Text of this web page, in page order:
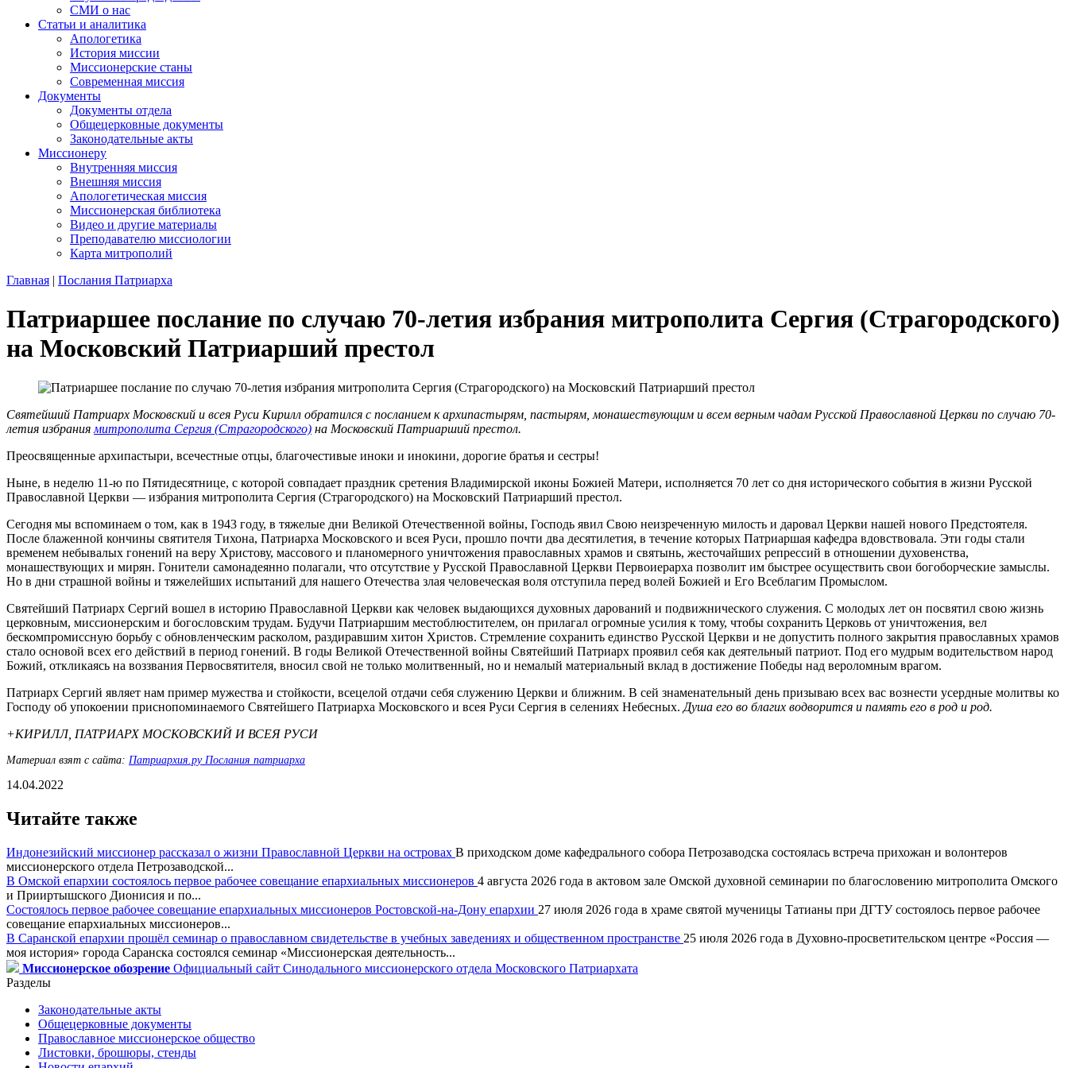
СМИ о нас
Статьи и аналитика
Апологетика
История миссии
Миссионерские станы
Современная миссия
Документы
Документы отдела
Общецерковные документы
Законодательные акты
Миссионеру
Внутренняя миссия
Внешняя миссия
Апологетическая миссия
Миссионерская библиотека
Видео и другие материалы
Преподавателю миссиологии
Карта митрополий
Главная | Послания Патриарха
Патриаршее послание по случаю 70-летия избрания митрополита Сергия (Страгородского)
на Московский Патриарший престол
Святейший Патриарх Московский и всея Руси Кирилл обратился с посланием к архипастырям, пастырям, монашествующим и всем верным чадам Русской Православной Церкви по случаю 70-
летия избрания митрополита Сергия (Страгородского) на Московский Патриарший престол.
Преосвященные архипастыри, всечестные отцы, благочестивые иноки и инокини, дорогие братья и сестры!
Ныне, в неделю 11-ю по Пятидесятнице, с которой совпадает праздник сретения Владимирской иконы Божией Матери, исполняется 70 лет со дня исторического события в жизни Русской
Православной Церкви — избрания митрополита Сергия (Страгородского) на Московский Патриарший престол.
Сегодня мы вспоминаем о том, как в 1943 году, в тяжелые дни Великой Отечественной войны, Господь явил Свою неизреченную милость и даровал Церкви нашей нового Предстоятеля.
После блаженной кончины святителя Тихона, Патриарха Московского и всея Руси, прошло почти два десятилетия, в течение которых Патриаршая кафедра вдовствовала. Эти годы стали
временем небывалых гонений на веру Христову, массового и планомерного уничтожения православных храмов и святынь, жесточайших репрессий в отношении духовенства,
монашествующих и мирян. Гонители самонадеянно полагали, что отсутствие у Русской Православной Церкви Первоиерарха позволит им быстрее осуществить свои богоборческие замыслы.
Но в дни страшной войны и тяжелейших испытаний для нашего Отечества злая человеческая воля отступила перед волей Божией и Его Всеблагим Промыслом.
Святейший Патриарх Сергий вошел в историю Православной Церкви как человек выдающихся духовных дарований и подвижнического служения. С молодых лет он посвятил свою жизнь
церковным, миссионерским и богословским трудам. Будучи Патриаршим местоблюстителем, он прилагал огромные усилия к тому, чтобы сохранить Церковь от уничтожения, вел
бескомпромиссную борьбу с обновленческим расколом, раздиравшим хитон Христов. Стремление сохранить единство Русской Церкви и не допустить полного закрытия православных храмов
стало основой всех его действий в период гонений. В годы Великой Отечественной войны Святейший Патриарх проявил себя как деятельный патриот. Под его мудрым водительством народ
Божий, откликаясь на воззвания Первосвятителя, вносил свой не только молитвенный, но и немалый материальный вклад в достижение Победы над вероломным врагом.
Патриарх Сергий являет нам пример мужества и стойкости, всецелой отдачи себя служению Церкви и ближним. В сей знаменательный день призываю всех вас вознести усердные молитвы ко
Господу об упокоении приснопоминаемого Святейшего Патриарха Московского и всея Руси Сергия в селениях Небесных. Душа его во благих водворится и память его в род и род.
+КИРИЛЛ, ПАТРИАРХ МОСКОВСКИЙ И ВСЕЯ РУСИ
Материал взят с сайта: Патриархия.ру Послания патриарха
14.04.2022
Читайте также
Индонезийский миссионер рассказал о жизни Православной Церкви на островах В приходском доме кафедрального собора Петрозаводска состоялась встреча прихожан и волонтеров
миссионерского отдела Петрозаводской...
В Омской епархии состоялось первое рабочее совещание епархиальных миссионеров 4 августа 2026 года в актовом зале Омской духовной семинарии по благословению митрополита Омского
и Прииртышского Дионисия и по...
Состоялось первое рабочее совещание епархиальных миссионеров Ростовской-на-Дону епархии 27 июля 2026 года в храме святой мученицы Татианы при ДГТУ состоялось первое рабочее
совещание епархиальных миссионеров...
В Саранской епархии прошёл семинар о православном свидетельстве в учебных заведениях и общественном пространстве 25 июля 2026 года в Духовно-просветительском центре «Россия —
моя история» города Саранска состоялся семинар «Миссионерская деятельность...
Миссионерское обозрение Официальный сайт Синодального миссионерского отдела Московского Патриархата
Разделы
Законодательные акты
Общецерковные документы
Православное миссионерское общество
Листовки, брошюры, стенды